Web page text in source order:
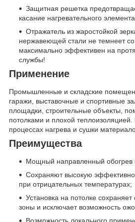
Защитная решетка
касание нагревательного элемента
Отражатель из жаростойкой
нержавеющей стали не темнеет
максимально эффективен на
службы!
Применение
Промышленные и складские
гаражи, выставочные и спортивные
площадки, строительные объекты,
потолками и плохой теплоизоляцией.
процессах нагрева и сушки
Преимущества
Мощный направленный обогрев
Сохраняют высокую
при отрицательных температурах;
Установка на потолке
зоны и исключает возможность